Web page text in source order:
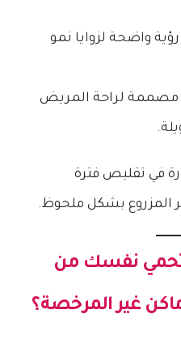
رؤية واضحة لزوايا نمو
مصممة لراحة المريض
في تقليص فترة
المزروع بشكل ملحوظ.
تحمي نفسك من
غير المرخصة؟